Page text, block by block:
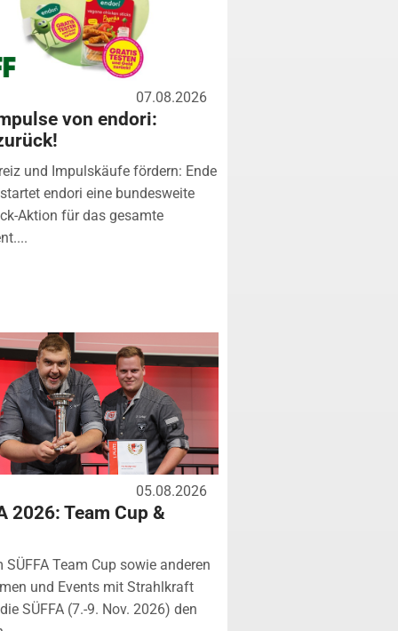
07.08.2026
von endori:
und Impulskäufe fördern: Ende
endori eine bundesweite
Aktion für das gesamte
05.08.2026
2026: Team Cup &
SÜFFA Team Cup sowie anderen
und Events mit Strahlkraft
SÜFFA (7.-9. Nov. 2026) den